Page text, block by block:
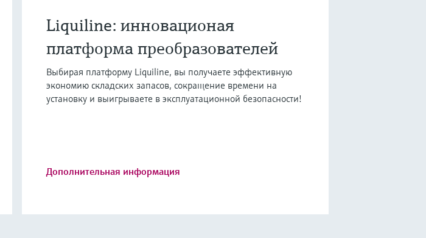
Liquiline: инновационая
платформа преобразователей
Выбирая платформу Liquiline, вы получаете эффективную
экономию складских запасов, сокращение времени на
установку и выигрываете в эксплуатационной безопасности!
Дополнительная информация